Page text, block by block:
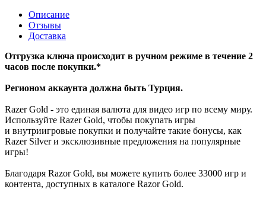
Описание
Отзывы
Доставка
Отгрузка ключа происходит в ручном режиме в течение 2
часов после покупки.*
Регионом аккаунта должна быть Турция.
Razer Gold - это единая валюта для видео игр по всему миру.
Используйте Razer Gold, чтобы покупать игры
и внутриигровые покупки и получайте такие бонусы, как
Razer Silver и эксклюзивные предложения на популярные
игры!
Благодаря Razor Gold, вы можете купить более 33000 игр и
контента, доступных в каталоге Razor Gold.